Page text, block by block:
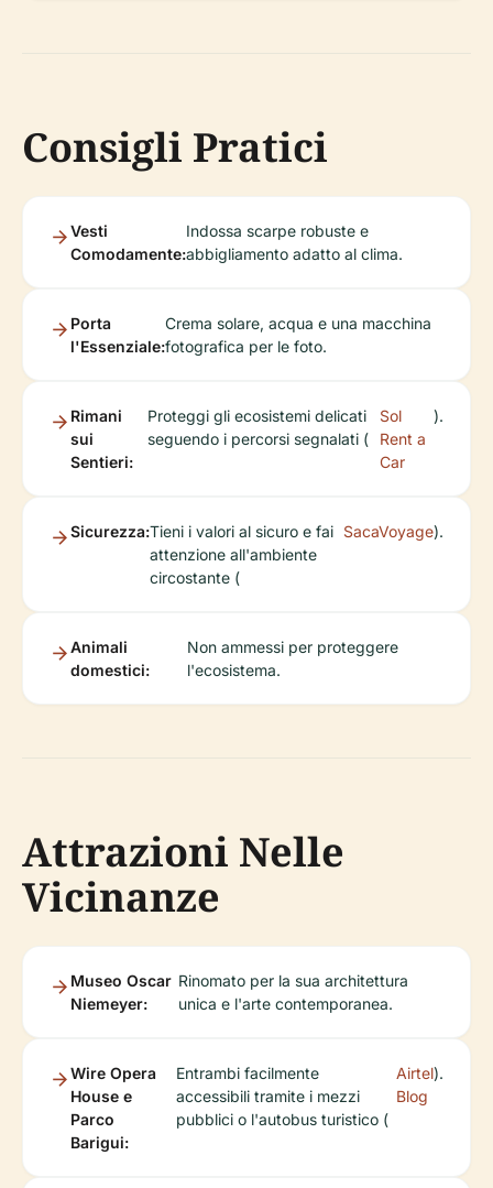
Consigli Pratici
Vesti
Comodamente:
Indossa scarpe robuste e
abbigliamento adatto al clima.
Porta
l'Essenziale:
Crema solare, acqua e una macchina
fotografica per le foto.
Rimani
sui
Sentieri:
Proteggi gli ecosistemi delicati
seguendo i percorsi segnalati (
Sol
Rent a
Car
).
Sicurezza:Tieni i valori al sicuro e fai
attenzione all'ambiente
circostante (
SacaVoyage).
Animali
domestici:
Non ammessi per proteggere
l'ecosistema.
Attrazioni Nelle
Vicinanze
Museo Oscar
Niemeyer:
Rinomato per la sua architettura
unica e l'arte contemporanea.
Wire Opera
House e
Parco
Barigui:
Entrambi facilmente
accessibili tramite i mezzi
pubblici o l'autobus turistico (
Airtel
Blog
).